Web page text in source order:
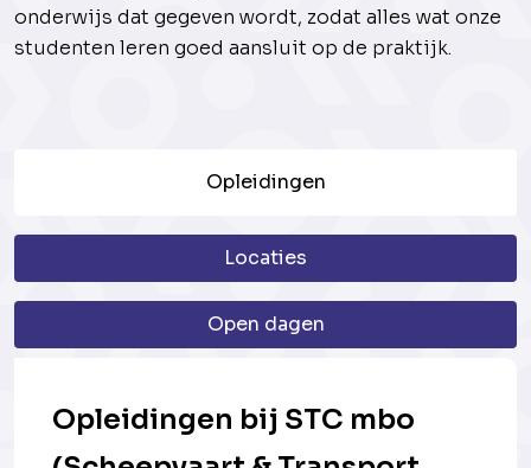
onderwijs dat gegeven wordt, zodat alles wat onze
studenten leren goed aansluit op de praktijk.
Opleidingen
Locaties
Open dagen
Opleidingen bij STC mbo